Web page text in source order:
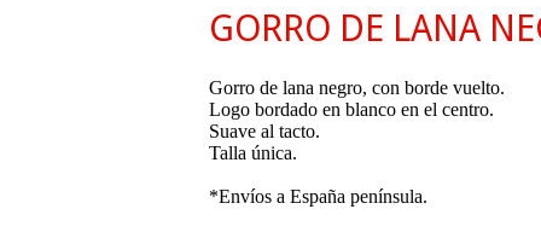
GORRO DE LANA
Gorro de lana negro, con borde vuelto.
Logo bordado en blanco en el centro.
Suave al tacto.
Talla única.
*Envíos a España península.